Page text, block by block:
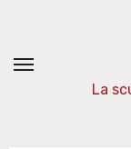
contenuto
La